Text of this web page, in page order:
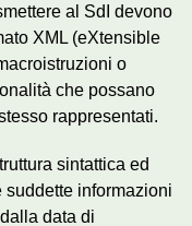
al SdI devono
XML (eXtensible
o
che possano
rappresentati.
sintattica ed
informazioni
data di